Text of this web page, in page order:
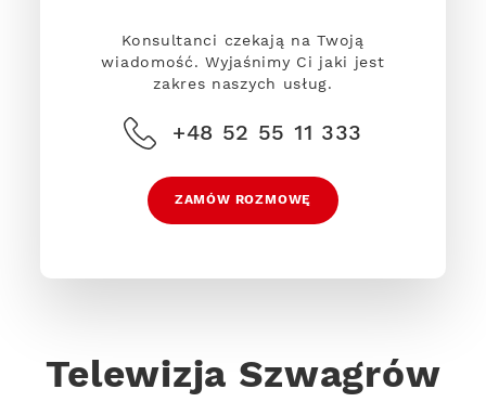
Konsultanci czekają na Twoją
wiadomość. Wyjaśnimy Ci jaki jest
zakres naszych usług.
+48 52 55 11 333
ZAMÓW ROZMOWĘ
Telewizja Szwagrów